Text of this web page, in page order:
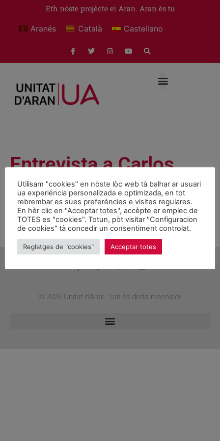
Eth nòste projècte ei Aran. Aran ès tu
Aranés Català Castellano
Entrevista a Carlos
Lastera
Eleccions Municipaus e Conselh Generau 2019
April 11, 2023
© 2026 Unitat d'Aran. Toti es drets reservadi.
Utilisam "cookies" en nòste lòc web tà balhar ar usuari
ua experiéncia personalizada e optimizada, en tot
rebrembar es sues preferéncies e visites regulares.
En hèr clic en "Acceptar totes", accèpte er emplec de
TOTES es "cookies". Totun, pòt visitar "Configuracion
de cookies" tà concedir un consentiment controlat.
Reglatges de "cookies" Acceptar totes